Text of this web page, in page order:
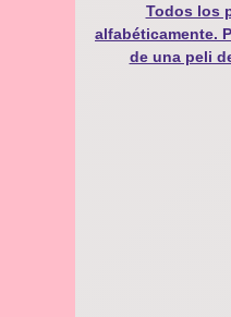
Todos los
alfabéticamente.
de una peli